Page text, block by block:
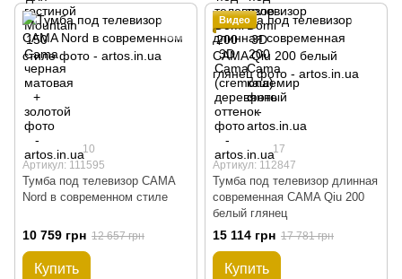
10
Артикул: 111595
Тумба под телевизор CAMA
Nord в современном стиле
10 759 грн 12 657 грн
Купить
Видео
17
Артикул: 112847
Тумба под телевизор длинная
современная CAMA Qiu 200
белый глянец
15 114 грн 17 781 грн
Купить